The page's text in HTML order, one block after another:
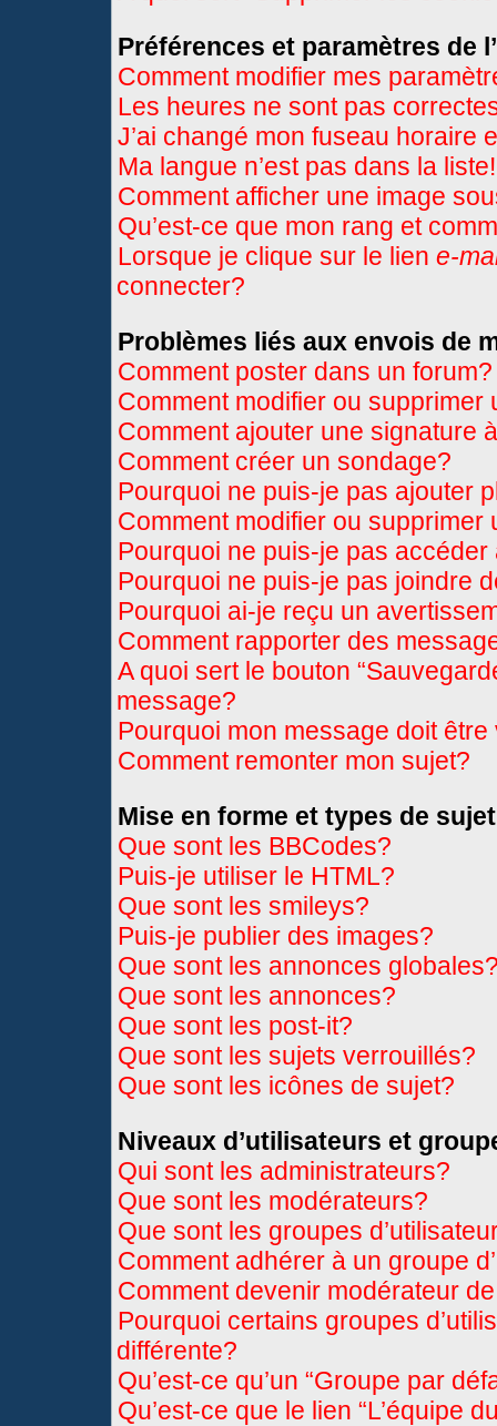
Préférences et paramètres de
Comment modifier mes
Les heures ne sont pas
J’ai changé mon fuseau horaire
Ma langue n’est pas dans la liste!
Comment afficher une image
Qu’est-ce que mon rang et
Lorsque je clique sur le lien e-
connecter?
Problèmes liés aux envois de
Comment poster dans un forum?
Comment modifier ou supprimer
Comment ajouter une signature
Comment créer un sondage?
Pourquoi ne puis-je pas ajouter
Comment modifier ou supprimer
Pourquoi ne puis-je pas accéder
Pourquoi ne puis-je pas joindre
Pourquoi ai-je reçu un
Comment rapporter des
A quoi sert le bouton
message?
Pourquoi mon message doit être
Comment remonter mon sujet?
Mise en forme et types de sujet
Que sont les BBCodes?
Puis-je utiliser le HTML?
Que sont les smileys?
Puis-je publier des images?
Que sont les annonces
Que sont les annonces?
Que sont les post-it?
Que sont les sujets verrouillés?
Que sont les icônes de sujet?
Niveaux d’utilisateurs et
Qui sont les administrateurs?
Que sont les modérateurs?
Que sont les groupes
Comment adhérer à un groupe
Comment devenir modérateur
Pourquoi certains groupes
différente?
Qu’est-ce qu’un “Groupe par
Qu’est-ce que le lien “L’équipe